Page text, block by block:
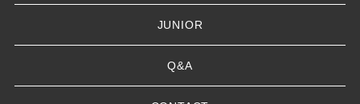
JUNIOR
Q&A